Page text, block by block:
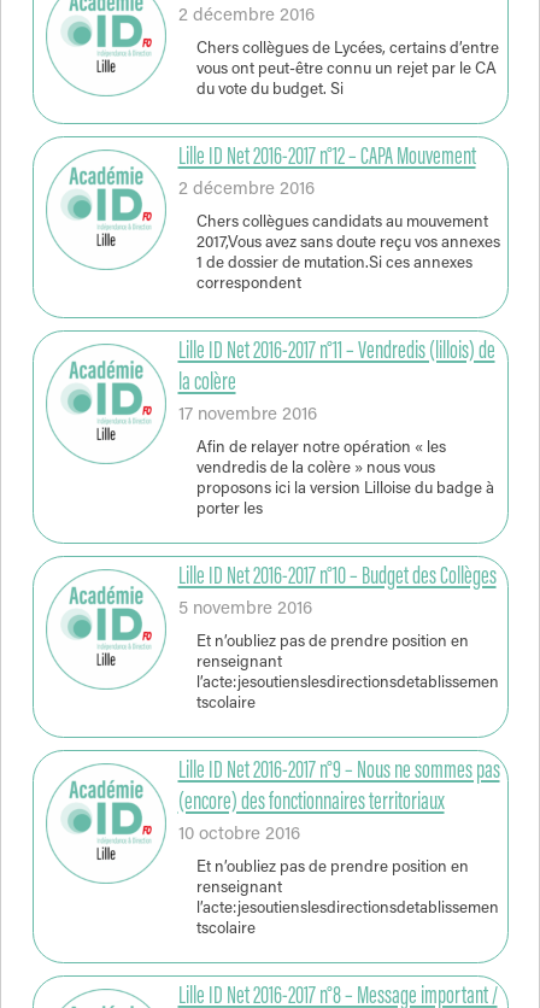
2 décembre 2016
Chers collègues de Lycées, certains d’entre
vous ont peut-être connu un rejet par le CA
du vote du budget. Si
Lille ID Net 2016-2017 n°12 – CAPA Mouvement
2 décembre 2016
Chers collègues candidats au mouvement
2017,Vous avez sans doute reçu vos annexes
1 de dossier de mutation.Si ces annexes
correspondent
Lille ID Net 2016-2017 n°11 – Vendredis (lillois) de
la colère
17 novembre 2016
Afin de relayer notre opération « les
vendredis de la colère » nous vous
proposons ici la version Lilloise du badge à
porter les
Lille ID Net 2016-2017 n°10 – Budget des Collèges
5 novembre 2016
Et n’oubliez pas de prendre position en
renseignant
l’acte:jesoutienslesdirectionsdetablissemen
tscolaire
Lille ID Net 2016-2017 n°9 – Nous ne sommes pas
(encore) des fonctionnaires territoriaux
10 octobre 2016
Et n’oubliez pas de prendre position en
renseignant
l’acte:jesoutienslesdirectionsdetablissemen
tscolaire
Lille ID Net 2016-2017 n°8 – Message important /